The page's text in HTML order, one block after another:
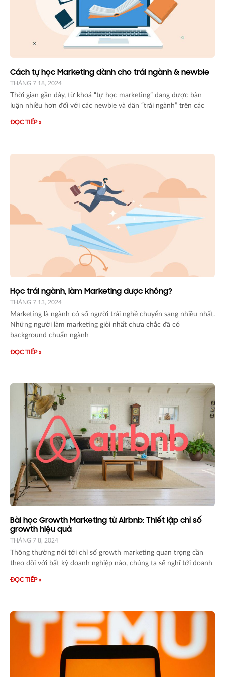
Cách tự học Marketing dành cho trái ngành & newbie
THÁNG 7 18, 2024
Thời gian gần đây, từ khoá “tự học marketing” đang được bàn
luận nhiều hơn đối với các newbie và dân “trái ngành” trên các
ĐỌC TIẾP »
Học trái ngành, làm Marketing được không?
THÁNG 7 13, 2024
Marketing là ngành có số người trái nghề chuyển sang nhiều nhất.
Những người làm marketing giỏi nhất chưa chắc đã có
background chuẩn ngành
ĐỌC TIẾP »
Bài học Growth Marketing từ Airbnb: Thiết lập chỉ số
growth hiệu quả
THÁNG 7 8, 2024
Thông thường nói tới chỉ số growth marketing quan trọng cần
theo dõi với bất kỳ doanh nghiệp nào, chúng ta sẽ nghĩ tới doanh
ĐỌC TIẾP »